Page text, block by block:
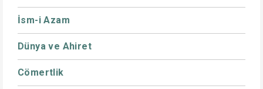
İsm-i Azam
Dünya ve Ahiret
Cömertlik